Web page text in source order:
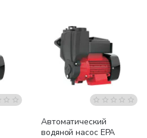
Бесплатная доставка
Автоматический
водяной насос EPA